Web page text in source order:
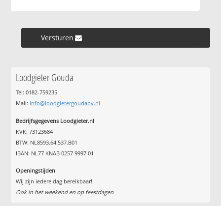
Versturen »
Loodgieter Gouda
Tel: 0182-759235
Mail: info@loodgietergoudabv.nl
Bedrijfsgegevens Loodgieter.nl
KVK: 73123684
BTW: NL8593.64.537.B01
IBAN: NL77 KNAB 0257 9997 01
Openingstijden
Wij zijn iedere dag bereikbaar!
Ook in het weekend en op feestdagen